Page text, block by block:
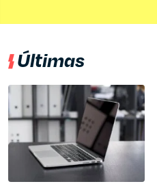
Últimas